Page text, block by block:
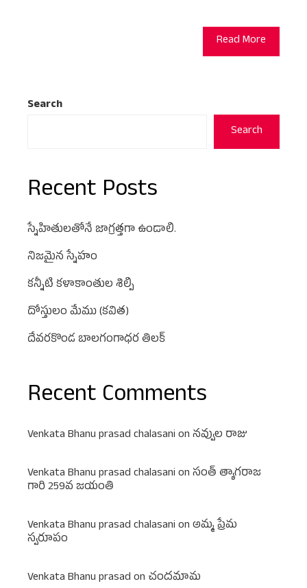
Read More
Search
Search
Recent Posts
స్నేహితులతోనే జాగ్రత్తగా ఉండాలి.
నిజమైన స్నేహం
కన్నీటి కళాకాంతుల శిల్పి
దోస్తులం మేము (కవిత)
దేవరకొండ బాలగంగాధర తిలక్
Recent Comments
Venkata Bhanu prasad chalasani on నవ్వుల రాజు
Venkata Bhanu prasad chalasani on సంత్ త్యాగరాజ
గారి 259వ జయంతి
Venkata Bhanu prasad chalasani on అమ్మ ప్రేమ
స్వరూపం
Venkata Bhanu prasad on చందమామ